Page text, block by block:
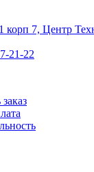
корп 7, Центр
21-22